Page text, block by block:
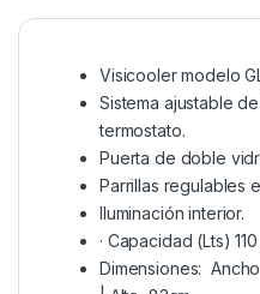
Visicooler modelo
Sistema ajustable
termostato.
Puerta de doble
Parrillas regulables
Iluminación interior.
· Capacidad (Lts)
Dimensiones: